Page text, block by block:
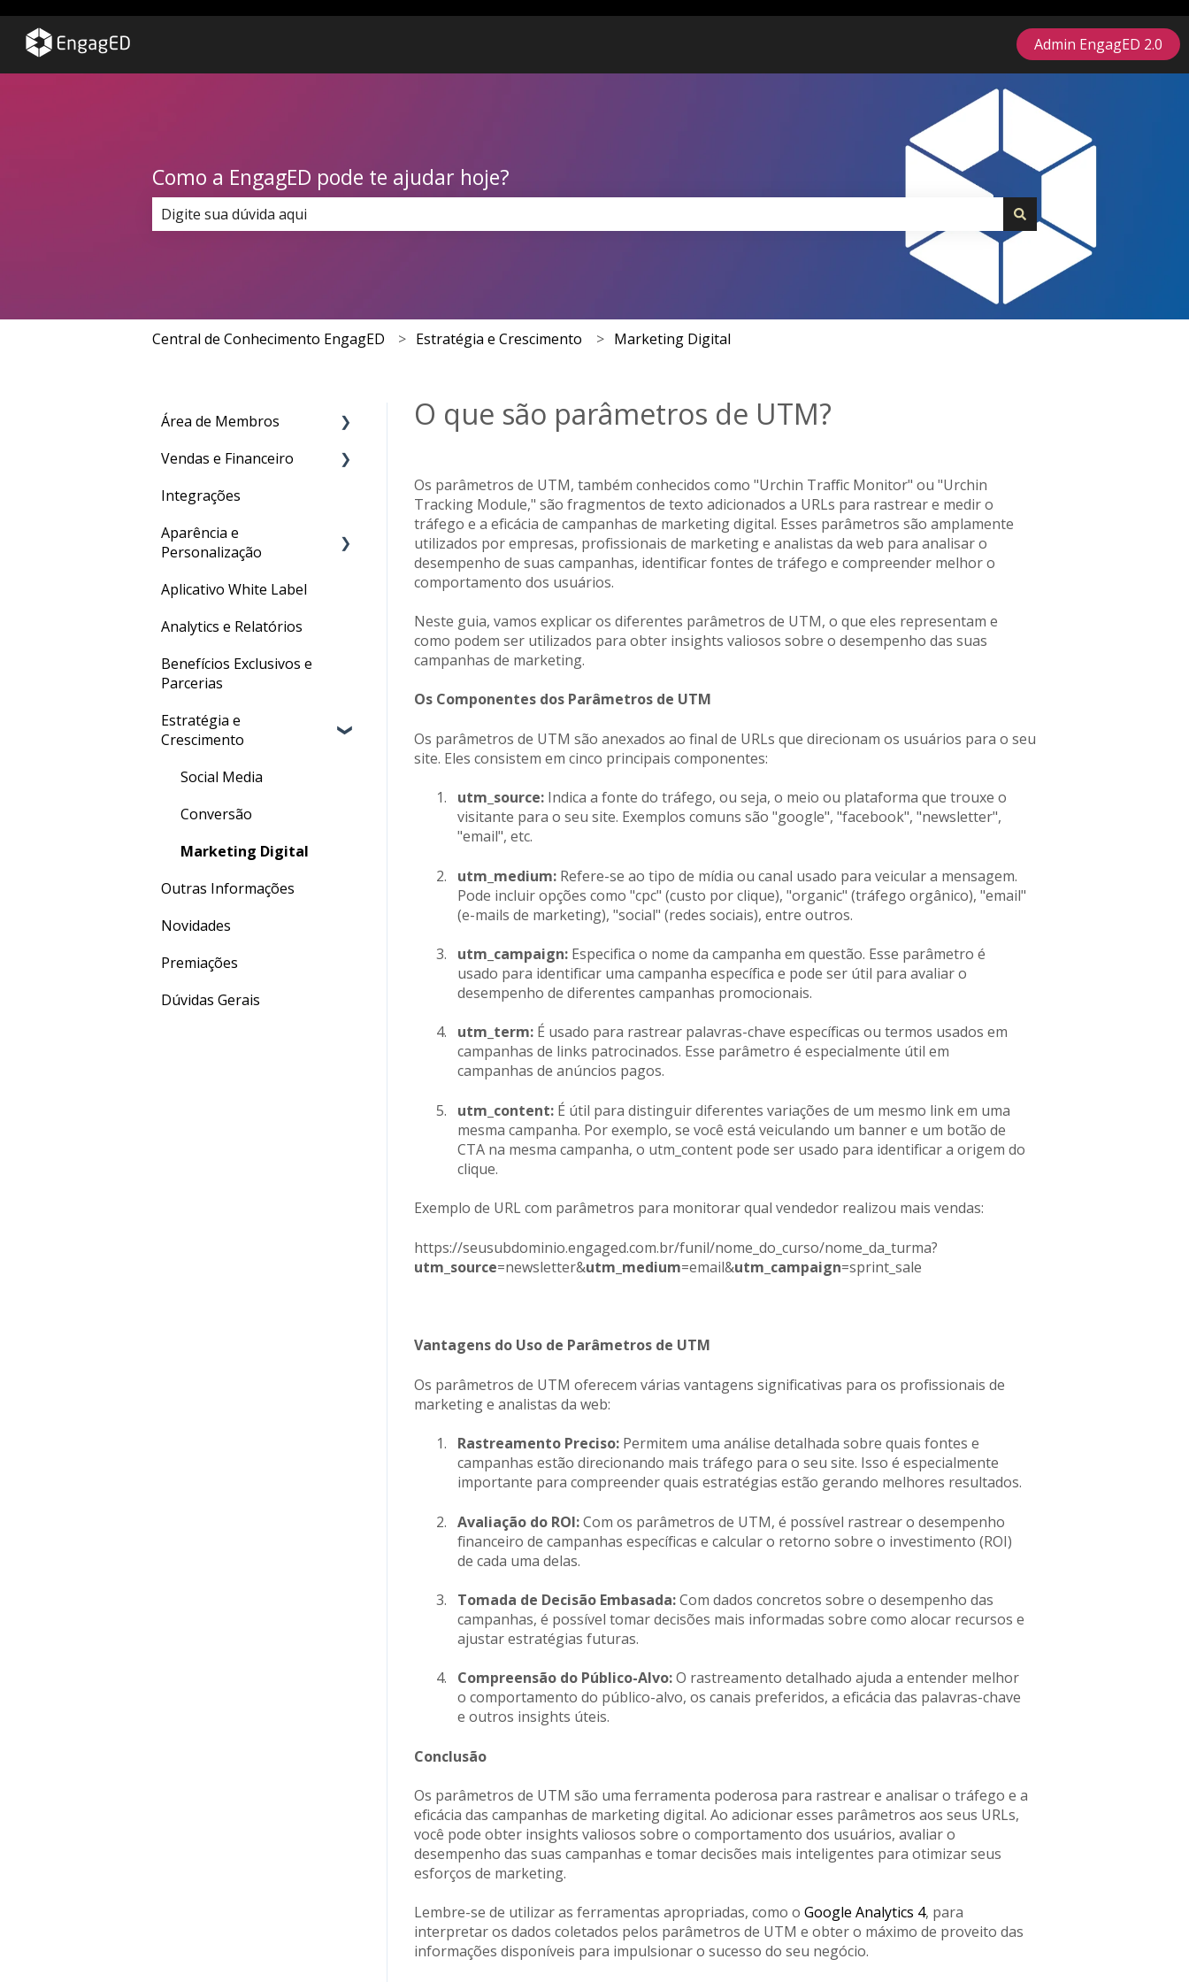
Admin EngagED 2.0
Como a EngagED pode te ajudar hoje?
Central de Conhecimento EngagED Estratégia e Crescimento Marketing Digital
O que são parâmetros de UTM?
Os parâmetros de UTM, também conhecidos como "Urchin Traffic Monitor" ou "Urchin
Tracking Module," são fragmentos de texto adicionados a URLs para rastrear e medir o
tráfego e a eficácia de campanhas de marketing digital. Esses parâmetros são amplamente
utilizados por empresas, profissionais de marketing e analistas da web para analisar o
desempenho de suas campanhas, identificar fontes de tráfego e compreender melhor o
comportamento dos usuários.
Neste guia, vamos explicar os diferentes parâmetros de UTM, o que eles representam e
como podem ser utilizados para obter insights valiosos sobre o desempenho das suas
campanhas de marketing.
Os Componentes dos Parâmetros de UTM
Os parâmetros de UTM são anexados ao final de URLs que direcionam os usuários para o seu
site. Eles consistem em cinco principais componentes:
utm_source:Indica a fonte do tráfego, ou seja, o meio ou plataforma que trouxe o
visitante para o seu site. Exemplos comuns são "google", "facebook", "newsletter",
"email", etc.
utm_medium:Refere-se ao tipo de mídia ou canal usado para veicular a mensagem.
Pode incluir opções como "cpc" (custo por clique), "organic" (tráfego orgânico), "email"
(e-mails de marketing), "social" (redes sociais), entre outros.
utm_campaign:Especifica o nome da campanha em questão. Esse parâmetro é
usado para identificar uma campanha específica e pode ser útil para avaliar o
desempenho de diferentes campanhas promocionais.
utm_term:É usado para rastrear palavras-chave específicas ou termos usados em
campanhas de links patrocinados. Esse parâmetro é especialmente útil em
campanhas de anúncios pagos.
utm_content:É útil para distinguir diferentes variações de um mesmo link em uma
mesma campanha. Por exemplo, se você está veiculando um banner e um botão de
CTA na mesma campanha, o utm_content pode ser usado para identificar a origem do
clique.
Exemplo de URL com parâmetros para monitorar qual vendedor realizou mais vendas:
https://seusubdominio.engaged.com.br/funil/nome_do_curso/nome_da_turma?
utm_source=newsletter&utm_medium=email&utm_campaign=sprint_sale
Vantagens do Uso de Parâmetros de UTM
Os parâmetros de UTM oferecem várias vantagens significativas para os profissionais de
marketing e analistas da web:
Rastreamento Preciso:Permitem uma análise detalhada sobre quais fontes e
campanhas estão direcionando mais tráfego para o seu site. Isso é especialmente
importante para compreender quais estratégias estão gerando melhores resultados.
Avaliação do ROI:Com os parâmetros de UTM, é possível rastrear o desempenho
financeiro de campanhas específicas e calcular o retorno sobre o investimento (ROI)
de cada uma delas.
Tomada de Decisão Embasada:Com dados concretos sobre o desempenho das
campanhas, é possível tomar decisões mais informadas sobre como alocar recursos e
ajustar estratégias futuras.
Compreensão do Público-Alvo:O rastreamento detalhado ajuda a entender melhor
o comportamento do público-alvo, os canais preferidos, a eficácia das palavras-chave
e outros insights úteis.
Conclusão
Os parâmetros de UTM são uma ferramenta poderosa para rastrear e analisar o tráfego e a
eficácia das campanhas de marketing digital. Ao adicionar esses parâmetros aos seus URLs,
você pode obter insights valiosos sobre o comportamento dos usuários, avaliar o
desempenho das suas campanhas e tomar decisões mais inteligentes para otimizar seus
esforços de marketing.
Lembre-se de utilizar as ferramentas apropriadas, como o Google Analytics 4, para
interpretar os dados coletados pelos parâmetros de UTM e obter o máximo de proveito das
informações disponíveis para impulsionar o sucesso do seu negócio.
Área de Membros
Criação de conteúdo
Certificado
Gestão de usuários
Vendas e Financeiro
Checkout
Recebedores e
Movimentações
✦ Inteligência Artificial
Integrações
Aparência e
Personalização
URL Personalizada
Personalizações Gerais
Aplicativo White Label
Analytics e Relatórios
Benefícios Exclusivos e
Parcerias
Estratégia e
Crescimento
Social Media
Conversão
Marketing Digital
Outras Informações
Novidades
Premiações
Dúvidas Gerais